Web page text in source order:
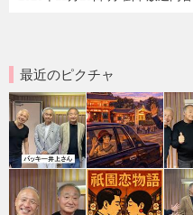
最近のピクチャ